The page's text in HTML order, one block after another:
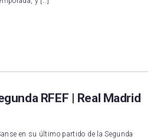
RFEF | Real Madrid
en su último partido de la Segunda